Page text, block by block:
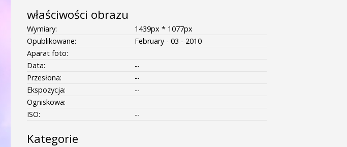
właściwości obrazu
Wymiary:
1439px * 1077px
Opublikowane:
February - 03 - 2010
Aparat foto:
Data:
--
Przesłona:
--
Ekspozycja:
--
Ogniskowa:
ISO:
--
Kategorie